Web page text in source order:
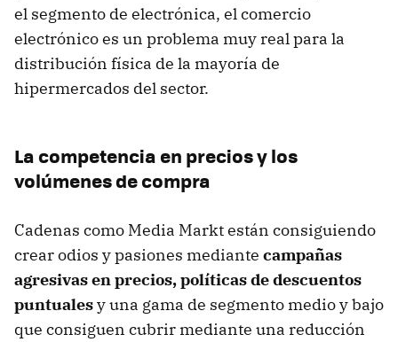
el segmento de electrónica, el comercio
electrónico es un problema muy real para la
distribución física de la mayoría de
hipermercados del sector.
La competencia en precios y los
volúmenes de compra
Cadenas como Media Markt están consiguiendo
crear odios y pasiones mediante campañas
agresivas en precios, políticas de descuentos
puntualesy una gama de segmento medio y bajo
que consiguen cubrir mediante una reducción